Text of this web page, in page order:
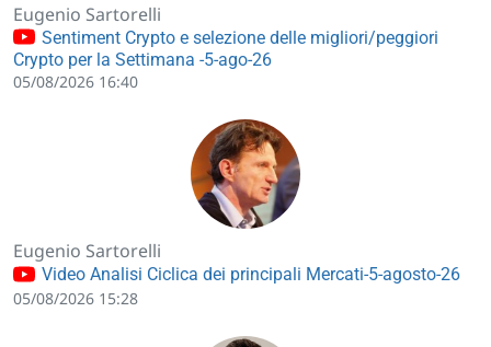
Eugenio Sartorelli
Sentiment Crypto e selezione delle migliori/peggiori
Crypto per la Settimana -5-ago-26
05/08/2026 16:40
Eugenio Sartorelli
Video Analisi Ciclica dei principali Mercati-5-agosto-26
05/08/2026 15:28